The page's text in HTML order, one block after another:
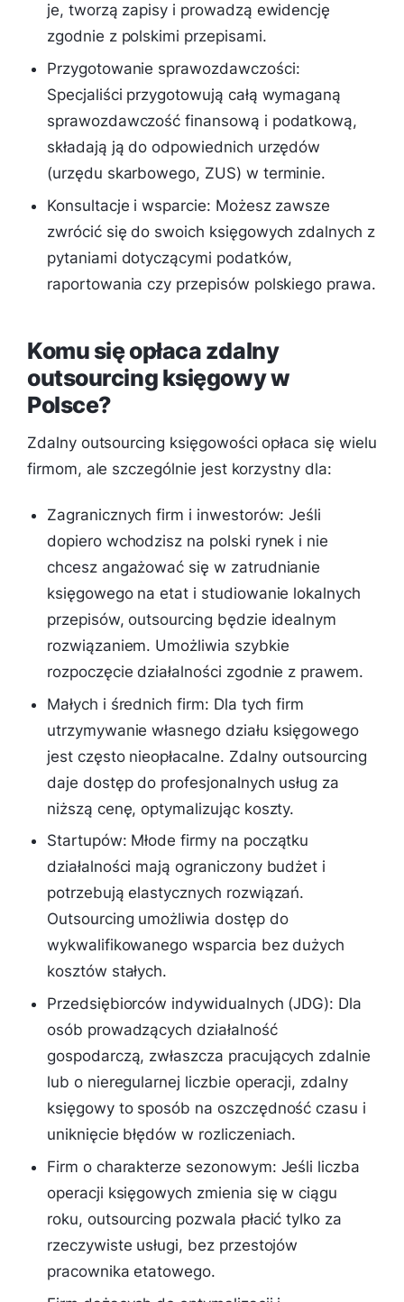
je, tworzą zapisy i prowadzą ewidencję
zgodnie z polskimi przepisami.
Przygotowanie sprawozdawczości:
Specjaliści przygotowują całą wymaganą
sprawozdawczość finansową i podatkową,
składają ją do odpowiednich urzędów
(urzędu skarbowego, ZUS) w terminie.
Konsultacje i wsparcie: Możesz zawsze
zwrócić się do swoich księgowych zdalnych z
pytaniami dotyczącymi podatków,
raportowania czy przepisów polskiego prawa.
Komu się opłaca zdalny
outsourcing księgowy w
Polsce?
Zdalny outsourcing księgowości opłaca się wielu
firmom, ale szczególnie jest korzystny dla:
Zagranicznych firm i inwestorów: Jeśli
dopiero wchodzisz na polski rynek i nie
chcesz angażować się w zatrudnianie
księgowego na etat i studiowanie lokalnych
przepisów, outsourcing będzie idealnym
rozwiązaniem. Umożliwia szybkie
rozpoczęcie działalności zgodnie z prawem.
Małych i średnich firm: Dla tych firm
utrzymywanie własnego działu księgowego
jest często nieopłacalne. Zdalny outsourcing
daje dostęp do profesjonalnych usług za
niższą cenę, optymalizując koszty.
Startupów: Młode firmy na początku
działalności mają ograniczony budżet i
potrzebują elastycznych rozwiązań.
Outsourcing umożliwia dostęp do
wykwalifikowanego wsparcia bez dużych
kosztów stałych.
Przedsiębiorców indywidualnych (JDG): Dla
osób prowadzących działalność
gospodarczą, zwłaszcza pracujących zdalnie
lub o nieregularnej liczbie operacji, zdalny
księgowy to sposób na oszczędność czasu i
uniknięcie błędów w rozliczeniach.
Firm o charakterze sezonowym: Jeśli liczba
operacji księgowych zmienia się w ciągu
roku, outsourcing pozwala płacić tylko za
rzeczywiste usługi, bez przestojów
pracownika etatowego.